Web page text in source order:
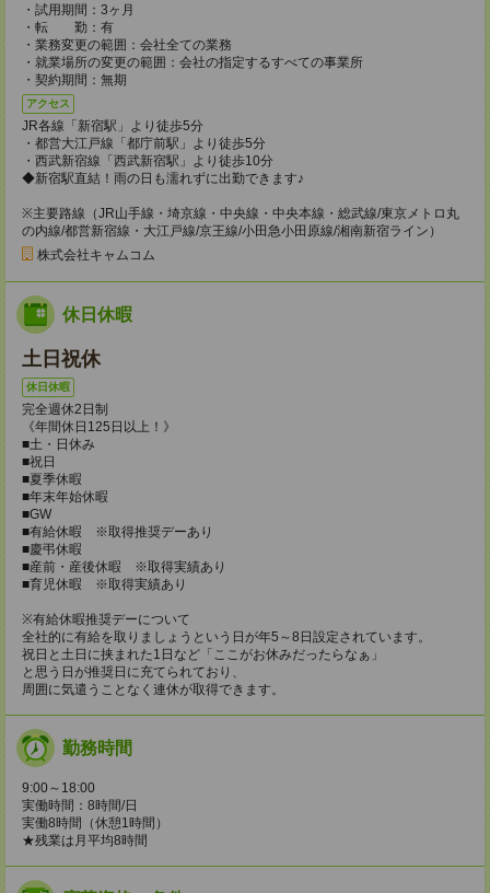
・試用期間：3ヶ月
・転 勤：有
・業務変更の範囲：会社全ての業務
・就業場所の変更の範囲：会社の指定するすべての事業所
・契約期間：無期
アクセス
JR各線「新宿駅」より徒歩5分
・都営大江戸線「都庁前駅」より徒歩5分
・西武新宿線「西武新宿駅」より徒歩10分
◆新宿駅直結！雨の日も濡れずに出勤できます♪
※主要路線（JR山手線・埼京線・中央線・中央本線・総武線/東京メトロ丸
の内線/都営新宿線・大江戸線/京王線/小田急小田原線/湘南新宿ライン）
株式会社キャムコム
休日休暇
土日祝休
休日休暇
完全週休2日制
《年間休日125日以上！》
■土・日休み
■祝日
■夏季休暇
■年末年始休暇
■GW
■有給休暇 ※取得推奨デーあり
■慶弔休暇
■産前・産後休暇 ※取得実績あり
■育児休暇 ※取得実績あり
※有給休暇推奨デーについて
全社的に有給を取りましょうという日が年5～8日設定されています。
祝日と土日に挟まれた1日など「ここがお休みだったらなぁ」
と思う日が推奨日に充てられており、
周囲に気遣うことなく連休が取得できます。
勤務時間
9:00～18:00
実働時間：8時間/日
実働8時間（休憩1時間）
★残業は月平均8時間